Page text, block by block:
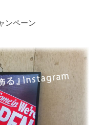
ンペーン